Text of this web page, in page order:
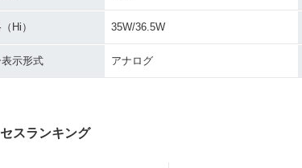
Hi） 35W/36.5W
示形式 アナログ
スランキング